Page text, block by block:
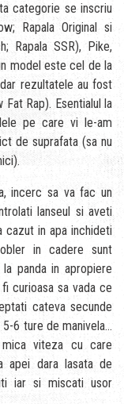
categorie se inscriu
Rapala Original si
Rapala SSR), Pike,
model este cel de la
rezultatele au fost
Rap). Esentialul la
pe care vi le-am
de suprafata (sa nu
incerc sa va fac un
lanseul si aveti
in apa inchideti
in cadere sunt
panda in apropiere
curioasa sa vada ce
cateva secunde
6 ture de manivela…
viteza cu care
apei dara lasata de
iar si miscati usor